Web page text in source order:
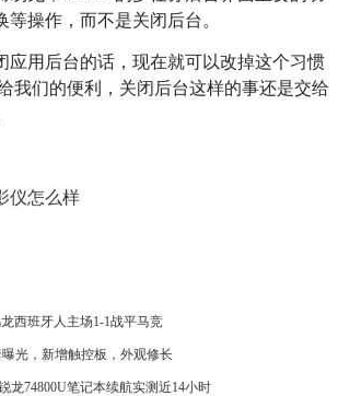
操作，而不是关闭后台。
应用后台的话，现在就可以改掉这个习惯
我们的便利，关闭后台这样的事还是交给
仪怎么样
西班牙人主场1-1战平马竞
光，新增触控板，外观修长
龙74800U笔记本续航实测近14小时